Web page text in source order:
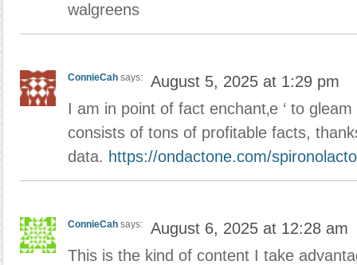
walgreens
ConnieCah says:
August 5, 2025 at 1:29 pm
I am in point of fact enchant‚e ‘ to
consists of tons of profitable facts,
data. https://ondactone.com/
ConnieCah says:
August 6, 2025 at 12:28 am
This is the kind of content I take